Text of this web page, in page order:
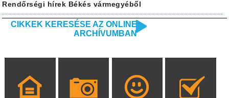
Rendőrségi hírek Békés vármegyéből
CIKKEK KERESÉSE AZ ONLINE
ARCHÍVUMBAN